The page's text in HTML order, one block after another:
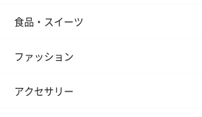
食品・スイーツ
ファッション
アクセサリー